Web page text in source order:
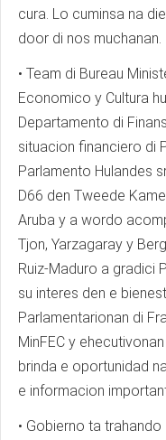
cura. Lo cuminsa na
door di nos muchanan.
• Team di Bureau
Economico y Cultura
Departamento di
situacion financiero di
Parlamento Hulandes
D66 den Tweede
Aruba y a wordo
Tjon, Yarzagaray y
Ruiz-Maduro a gradici
su interes den e
Parlamentarionan di
MinFEC y
brinda e oportunidad
e informacion
• Gobierno ta